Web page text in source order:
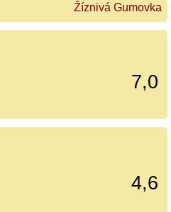
Žíznivá Gumovka
7,0
4,6